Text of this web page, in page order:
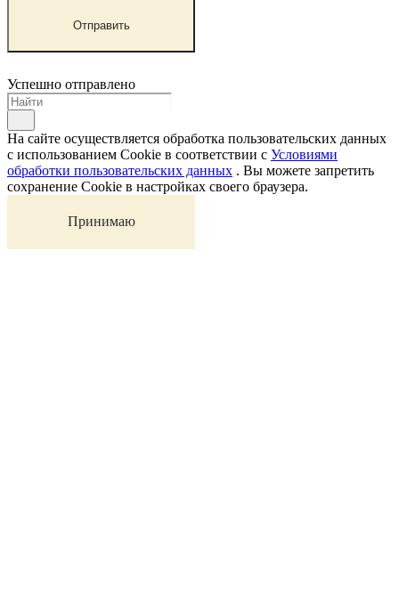
Отправить
Успешно отправлено
На сайте осуществляется обработка пользовательских данных
с использованием Cookie в соответствии с Условиями
обработки пользовательских данных . Вы можете запретить
сохранение Cookie в настройках своего браузера.
Принимаю